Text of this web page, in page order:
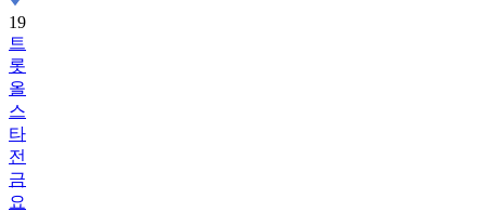
19
트
롯
올
스
타
전
금
요